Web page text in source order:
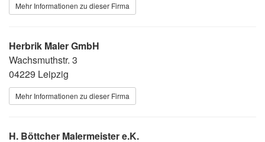
Mehr Informationen zu dieser Firma
Herbrik Maler GmbH
Wachsmuthstr. 3
04229 Leipzig
Mehr Informationen zu dieser Firma
H. Böttcher Malermeister e.K.